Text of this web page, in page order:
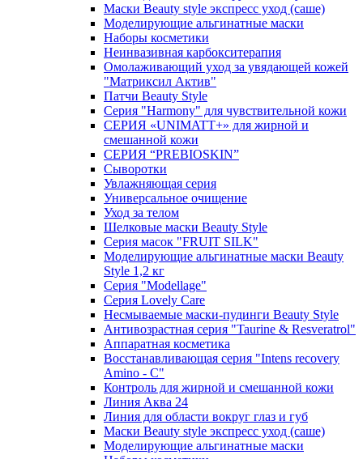
Маски Beauty style экспресс уход (саше)
Моделирующие альгинатные маски
Наборы косметики
Неинвазивная карбокситерапия
Омолаживающий уход за увядающей кожей
"Матриксил Актив"
Патчи Beauty Style
Серия "Harmony" для чувствительной кожи
СЕРИЯ «UNIMATT+» для жирной и
смешанной кожи
СЕРИЯ “PREBIOSKIN”
Сыворотки
Увлажняющая серия
Универсальное очищение
Уход за телом
Шелковые маски Beauty Style
Серия масок "FRUIT SILK"
Моделирующие альгинатные маски Beauty
Style 1,2 кг
Серия "Modellage"
Cерия Lovely Care
Несмываемые маски-пудинги Beauty Style
Антивозрастная серия "Taurine & Resveratrol"
Аппаратная косметика
Восстанавливающая серия "Intens recovery
Amino - C"
Контроль для жирной и смешанной кожи
Линия Аква 24
Линия для области вокруг глаз и губ
Маски Beauty style экспресс уход (саше)
Моделирующие альгинатные маски